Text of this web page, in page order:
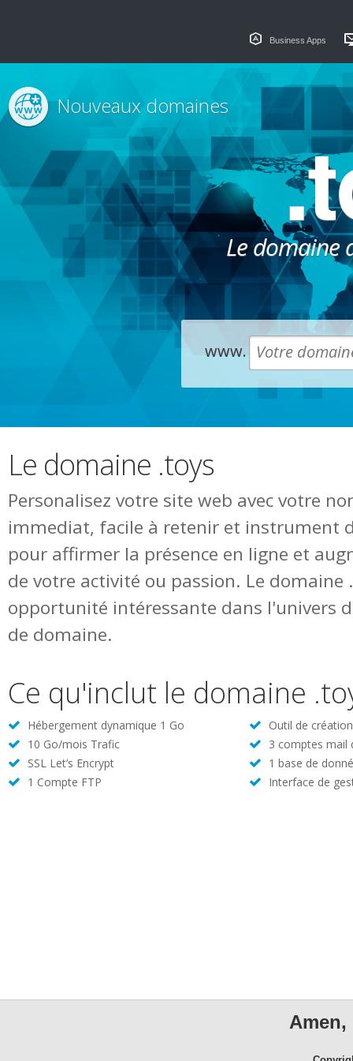
Business Apps
Le domaine
Nouveaux domaines
www.
Le domaine .toys
Personalisez votre site web avec votre
immediat, facile à retenir et instrument
pour affirmer la présence en ligne et
de votre activité ou passion. Le domaine
opportunité intéressante dans l'univers
de domaine.
Ce qu'inclut le domaine
Hébergement dynamique 1 Go
Outil de
10 Go/mois Trafic
3 comptes mail
SSL Let’s Encrypt
1 base de
1 Compte FTP
Interface de